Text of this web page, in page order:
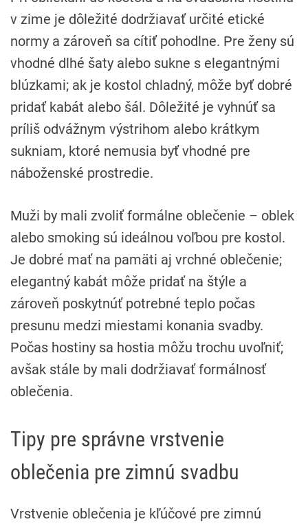
v zime je dôležité dodržiavať určité etické
normy a zároveň sa cítiť pohodlne. Pre ženy sú
vhodné dlhé šaty alebo sukne s elegantnými
blúzkami; ak je kostol chladný, môže byť dobré
pridať kabát alebo šál. Dôležité je vyhnúť sa
príliš odvážnym výstrihom alebo krátkym
sukniam, ktoré nemusia byť vhodné pre
náboženské prostredie.
Muži by mali zvoliť formálne oblečenie – oblek
alebo smoking sú ideálnou voľbou pre kostol.
Je dobré mať na pamäti aj vrchné oblečenie;
elegantný kabát môže pridať na štýle a
zároveň poskytnúť potrebné teplo počas
presunu medzi miestami konania svadby.
Počas hostiny sa hostia môžu trochu uvoľniť;
avšak stále by mali dodržiavať formálnosť
oblečenia.
Tipy pre správne vrstvenie
oblečenia pre zimnú svadbu
Vrstvenie oblečenia je kľúčové pre zimnú